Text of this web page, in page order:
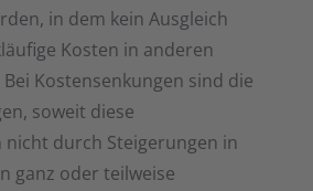
in dem kein Ausgleich
Kosten in anderen
Kostensenkungen sind die
soweit diese
nicht durch Steigerungen in
ganz oder teilweise